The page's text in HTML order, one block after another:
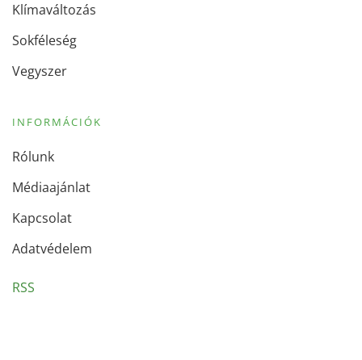
Klímaváltozás
Sokféleség
Vegyszer
INFORMÁCIÓK
Rólunk
Médiaajánlat
Kapcsolat
Adatvédelem
RSS